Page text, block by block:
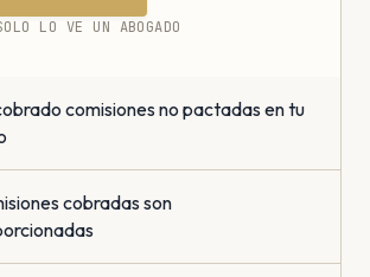
LO VE UN ABOGADO
comisiones no pactadas en tu
cobradas son